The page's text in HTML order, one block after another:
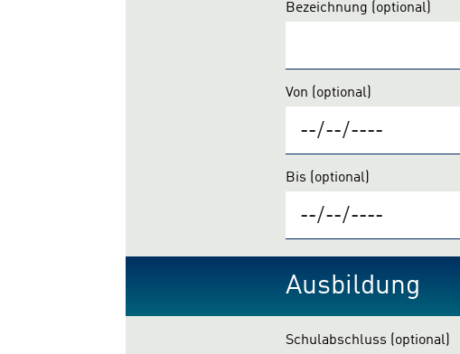
Bezeichnung (optional)
Von (optional)
Bis (optional)
Ausbildung
Schulabschluss (optional)